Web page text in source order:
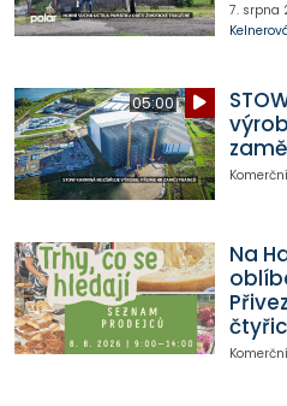
7. srpna
05:00
Na